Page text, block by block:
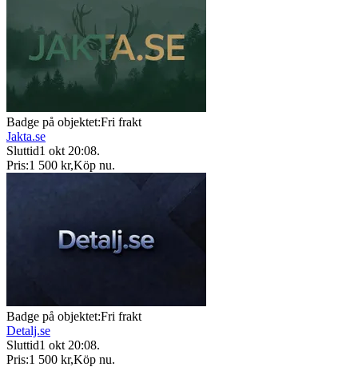
Badge på objektet:Fri frakt
Jakta.se
Sluttid1 okt 20:08.
Pris:1 500 kr,Köp nu.
Badge på objektet:Fri frakt
Detalj.se
Sluttid1 okt 20:08.
Pris:1 500 kr,Köp nu.